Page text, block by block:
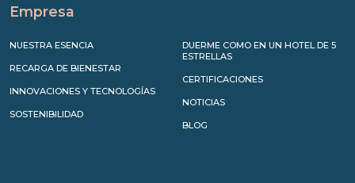
Empresa
NUESTRA ESENCIA
RECARGA DE BIENESTAR
INNOVACIONES Y TECNOLOGÍAS
SOSTENIBILIDAD
DUERME COMO EN UN HOTEL DE 5
ESTRELLAS
CERTIFICACIONES
NOTICIAS
BLOG